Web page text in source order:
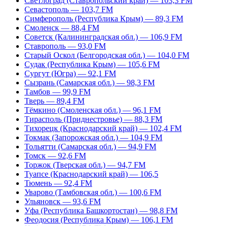
Севастополь — 103,7 FM
Симферополь (Республика Крым) — 89,3 FM
Смоленск — 88,4 FM
Советск (Калининградская обл.) — 106,9 FM
Ставрополь — 93,0 FM
Старый Оскол (Белгородская обл.) — 104,0 FM
Судак (Республика Крым) — 105,6 FM
Сургут (Югра) — 92,1 FM
Сызрань (Самарская обл.) — 98,3 FM
Тамбов — 99,9 FM
Тверь — 89,4 FM
Тёмкино (Смоленская обл.) — 96,1 FM
Тирасполь (Приднестровье) — 88,3 FM
Тихорецк (Краснодарский край) — 102,4 FM
Токмак (Запорожская обл.) — 104,9 FM
Тольятти (Самарская обл.) — 94,9 FM
Томск — 92,6 FM
Торжок (Тверская обл.) — 94,7 FM
Туапсе (Краснодарский край) — 106,5
Тюмень — 92,4 FM
Уварово (Тамбовская обл.) — 100,6 FM
Ульяновск — 93,6 FM
Уфа (Республика Башкортостан) — 98,8 FM
Феодосия (Республика Крым) — 106,1 FM